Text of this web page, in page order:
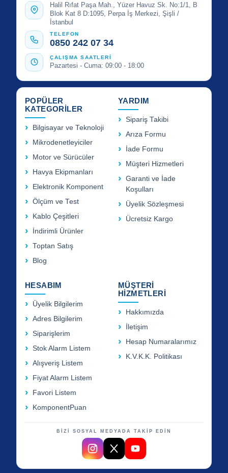
Halil Rıfat Paşa Mah., Yüzer Havuz Sk. No:1/1, B
Blok Kat 8 D:1095, Perpa İş Merkezi, Şişli /
İstanbul
TELEFON
0850 242 07 34
ÇALIŞMA SAATLERİ
Pazartesi - Cuma: 09:00 - 18:00
POPÜLER
KATEGORİLER
Bilgisayar ve Teknoloji
Mikrodenetleyiciler
Motor ve Sürücüler
Havya Ekipmanları
Elektronik Komponent
Ölçüm ve Test
Kablo Çeşitleri
İndirimli Ürünler
Toptan Satış
Blog
YARDIM
Sipariş Takibi
Arıza Formu
İade Formu
Müşteri Hizmetleri
Garanti ve İade
Koşulları
Üyelik Sözleşmesi
Ücretsiz Kargo
HESABIM
Üyelik Bilgilerim
Adres Bilgilerim
Siparişlerim
Stok Alarm Listem
Alışveriş Listem
Fiyat Alarm Listem
Favori Listem
KomponentPuan
MÜŞTERİ
HİZMETLERİ
Hakkımızda
İletişim
Hesap Numaralarımız
K.V.K.K. Politikası
BİZİ SOSYAL MEDYADA TAKİP EDİN